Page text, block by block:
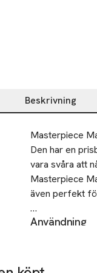
Beskrivning
Beskrivning
Masterpiece
Den har en
vara svåra att
Masterpiece
även perfekt
• Definierar
• Passar för
Användning